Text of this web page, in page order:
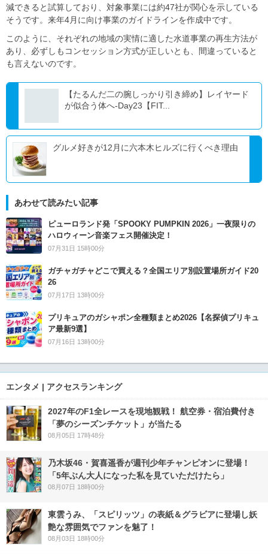
減できると試算しており、対象事業には約47社が関心を示している
そうです。来年4月に向け事業のガイドラインを作成中です。
このように、それぞれの地域の実情に適した水道事業の再生方法が
あり、必ずしもコンセッション方式が正しいとも、間違っていると
も言えないのです。
【たるんだ二の腕しっかり引き締め】レイヤード
が似合う体へ-Day23【FIT...
グルメ好きが12月に六本木ヒルズに行くべき理由
あわせて読みたい記事
ピューロランド発「SPOOKY PUMPKIN 2026」一夜限りの
ハロウィーン音楽フェス開催決定！
07月31日 15時00分
ガチャガチャどこで買える？全国エリア別設置場所ガイド20
26
07月17日 13時00分
プリキュアのガシャポン全種類まとめ2026【名探偵プリキュ
ア最新9選】
07月16日 13時00分
エンタメ | アクセスランキング
2027年のF1全レースを現地観戦！ 航空券・宿泊費付き
「夢のシーズンチケット」が当たる
08月05日 17時48分
乃木坂46・賀喜遥香が週刊少年チャンピオンに登場！
「5年ぶん大人になった私を見ていただけたら」
08月07日 18時00分
東雲うみ、「スピリッツ」の表紙＆グラビアに登場し妖
艶な雰囲気でファンを魅了！
08月03日 18時00分